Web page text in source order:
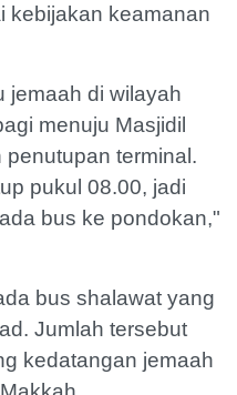
kebijakan keamanan
jemaah di wilayah
menuju Masjidil
terminal.
pukul 08.00, jadi
bus ke pondokan,"
bus shalawat yang
Jumlah tersebut
kedatangan jemaah